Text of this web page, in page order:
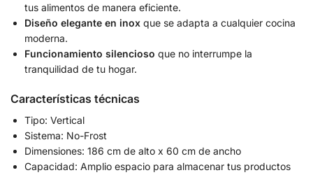
tus alimentos de manera eficiente.
Diseño elegante en inox que se adapta a cualquier cocina
moderna.
Funcionamiento silencioso que no interrumpe la
tranquilidad de tu hogar.
Características técnicas
Tipo: Vertical
Sistema: No-Frost
Dimensiones: 186 cm de alto x 60 cm de ancho
Capacidad: Amplio espacio para almacenar tus productos